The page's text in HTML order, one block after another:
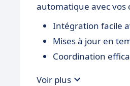
automatique avec vos
Intégration facile
Mises à jour en
Coordination
Voir plus